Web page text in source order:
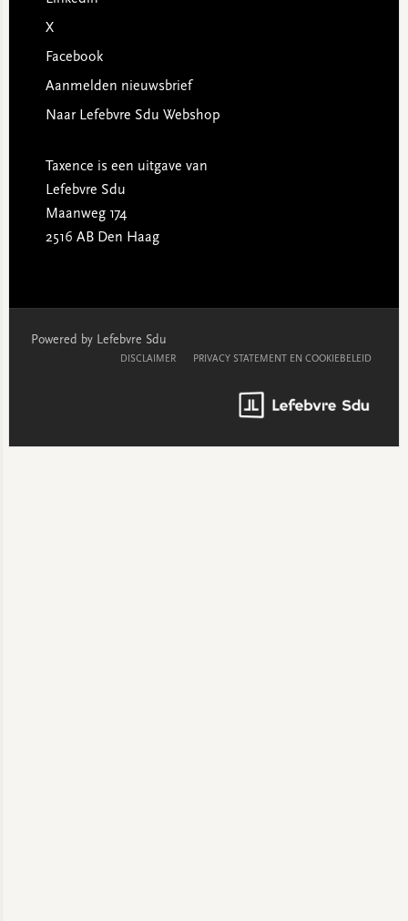
X
Facebook
Aanmelden nieuwsbrief
Naar Lefebvre Sdu Webshop
Taxence is een uitgave van
Lefebvre Sdu
Maanweg 174
2516 AB Den Haag
Powered by Lefebvre Sdu
DISCLAIMER PRIVACY STATEMENT EN COOKIEBELEID